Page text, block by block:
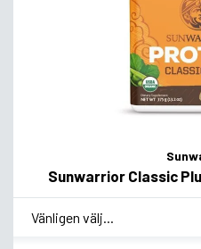
Sunwarrior Classic
* Smakvariant